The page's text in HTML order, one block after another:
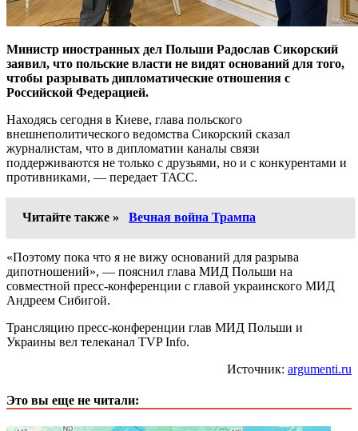
Министр иностранных дел Польши Радослав Сикорский
заявил, что польские власти не видят оснований для того,
чтобы разрывать дипломатические отношения с
Российской Федерацией.
Находясь сегодня в Киеве, глава польского
внешнеполитического ведомства Сикорский сказал
журналистам, что в дипломатии каналы связи
поддерживаются не только с друзьями, но и с конкурентами и
противниками, — передает ТАСС.
Читайте также » Вечная война Трампа
«Поэтому пока что я не вижу оснований для разрыва
дипотношений», — пояснил глава МИД Польши на
совместной пресс-конференции с главой украинского МИД
Андреем Сибигой.
Трансляцию пресс-конференции глав МИД Польши и
Украины вел телеканал TVP Info.
Источник: argumenti.ru
Это вы еще не читали: